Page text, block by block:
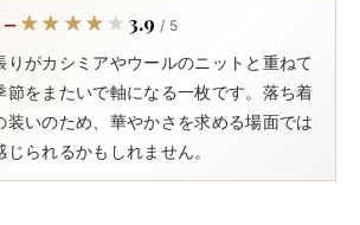
★★★★★
★★★★★ 3.9 / 5
りがカシミアやウールのニットと重ねて
節をまたいで軸になる一枚です。落ち着
装いのため、華やかさを求める場面では
られるかもしれません。